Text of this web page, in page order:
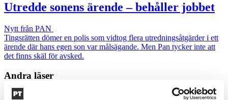
Utredde sonens ärende – behåller jobbet
Nytt från PAN
Tingsrätten dömer en polis som vidtog flera utredningsåtgärder i ett
ärende där hans egen son var målsägande. Men Pan tycker inte att
det finns skäl för avsked.
Andra läser
3 juni 2026